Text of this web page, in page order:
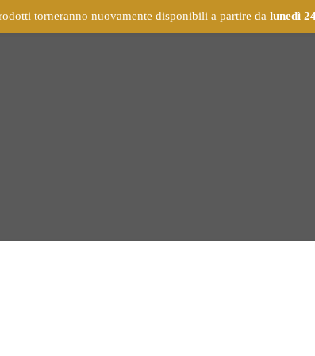
torneranno nuovamente disponibili a partire da lunedì